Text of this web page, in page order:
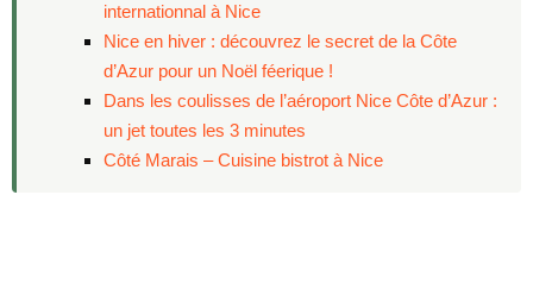
internationnal à Nice
Nice en hiver : découvrez le secret de la Côte
d’Azur pour un Noël féerique !
Dans les coulisses de l’aéroport Nice Côte d’Azur :
un jet toutes les 3 minutes
Côté Marais – Cuisine bistrot à Nice